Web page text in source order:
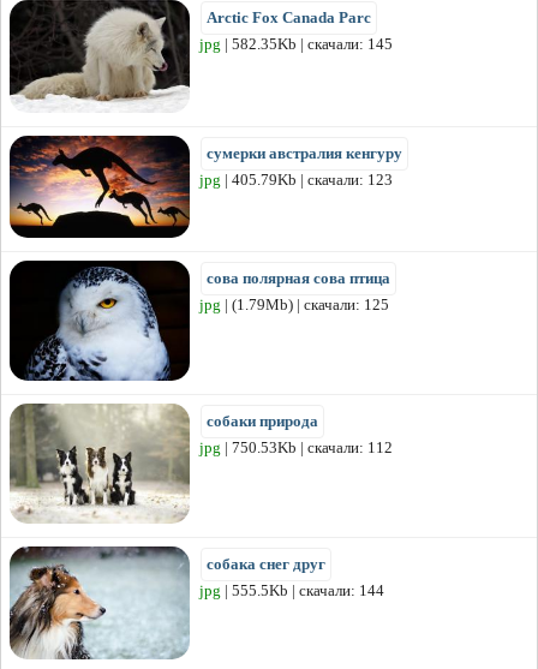
Arctic Fox Canada Parc
jpg | 582.35Kb | скачали: 145
сумерки австралия кенгуру
jpg | 405.79Kb | скачали: 123
сова полярная сова птица
jpg | (1.79Mb) | скачали: 125
собаки природа
jpg | 750.53Kb | скачали: 112
собака снег друг
jpg | 555.5Kb | скачали: 144